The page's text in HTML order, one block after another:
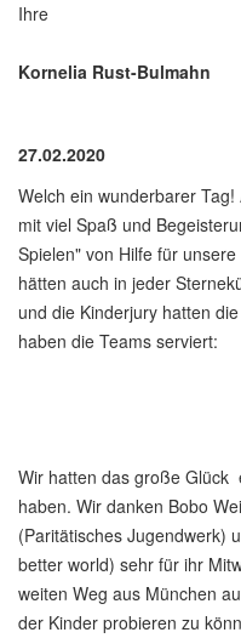
Ihre
Kornelia Rust-Bulmahn
27.02.2020
Welch ein wunderbarer
mit viel Spaß und
Spielen" von Hilfe für
hätten auch in jeder
und die Kinderjury hatten
haben die Teams serviert:
Wir hatten das große Glück
haben. Wir danken Bobo
(Paritätisches Jugendwerk)
better world) sehr für ihr
weiten Weg aus München
der Kinder probieren zu